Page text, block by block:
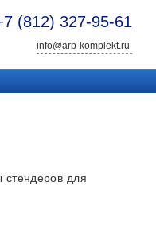
(812) 327-95-61
info@arp-komplekt.ru
для